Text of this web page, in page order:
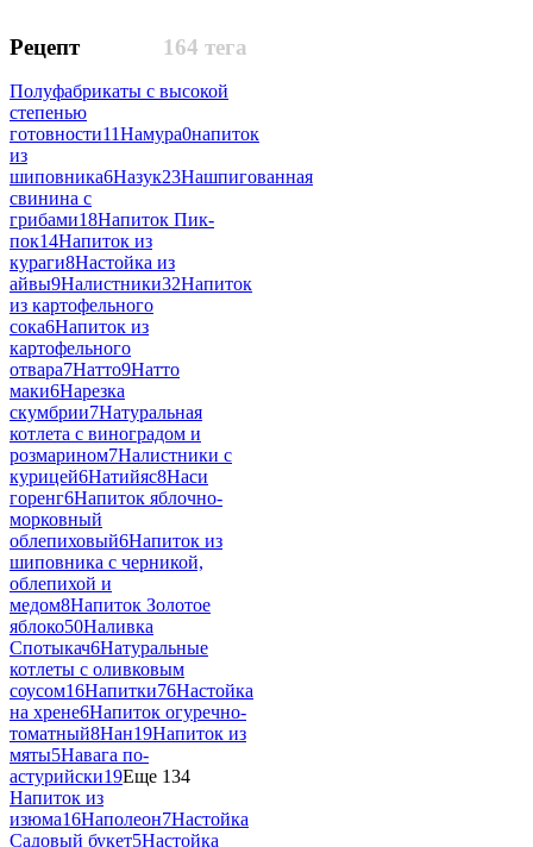
164 тега
Рецепт
Полуфабрикаты с высокой
степенью
готовности11Намура0напиток
из
шиповника6Назук23Нашпигованная
свинина с
грибами18Напиток Пик-
пок14Напиток из
кураги8Настойка из
айвы9Налистники32Напиток
из картофельного
сока6Напиток из
картофельного
отвара7Натто9Натто
маки6Нарезка
скумбрии7Натуральная
котлета с виноградом и
розмарином7Налистники с
курицей6Натийяс8Наси
горенг6Напиток яблочно-
морковный
облепиховый6Напиток из
шиповника с черникой,
облепихой и
медом8Напиток Золотое
яблоко50Наливка
Спотыкач6Натуральные
котлеты с оливковым
соусом16Напитки76Настойка
на хрене6Напиток огуречно-
томатный8Нан19Напиток из
мяты5Навага по-
астурийски19Еще 134
Напиток из
изюма16Наполеон7Настойка
Садовый букет5Настойка